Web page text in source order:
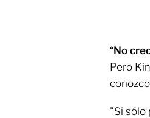
“No
Pero
"Si sólo